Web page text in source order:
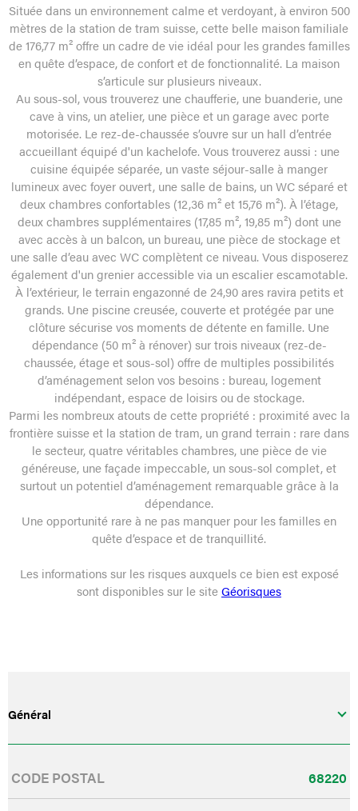
Située dans un environnement calme et verdoyant, à environ 500
mètres de la station de tram suisse, cette belle maison familiale
de 176,77 m² offre un cadre de vie idéal pour les grandes familles
en quête d’espace, de confort et de fonctionnalité. La maison
s’articule sur plusieurs niveaux.
Au sous-sol, vous trouverez une chaufferie, une buanderie, une
cave à vins, un atelier, une pièce et un garage avec porte
motorisée. Le rez-de-chaussée s’ouvre sur un hall d’entrée
accueillant équipé d'un kachelofe. Vous trouverez aussi : une
cuisine équipée séparée, un vaste séjour-salle à manger
lumineux avec foyer ouvert, une salle de bains, un WC séparé et
deux chambres confortables (12,36 m² et 15,76 m²). À l’étage,
deux chambres supplémentaires (17,85 m², 19,85 m²) dont une
avec accès à un balcon, un bureau, une pièce de stockage et
une salle d’eau avec WC complètent ce niveau. Vous disposerez
également d'un grenier accessible via un escalier escamotable.
À l’extérieur, le terrain engazonné de 24,90 ares ravira petits et
grands. Une piscine creusée, couverte et protégée par une
clôture sécurise vos moments de détente en famille. Une
dépendance (50 m² à rénover) sur trois niveaux (rez-de-
chaussée, étage et sous-sol) offre de multiples possibilités
d’aménagement selon vos besoins : bureau, logement
indépendant, espace de loisirs ou de stockage.
Parmi les nombreux atouts de cette propriété : proximité avec la
frontière suisse et la station de tram, un grand terrain : rare dans
le secteur, quatre véritables chambres, une pièce de vie
généreuse, une façade impeccable, un sous-sol complet, et
surtout un potentiel d’aménagement remarquable grâce à la
dépendance.
Une opportunité rare à ne pas manquer pour les familles en
quête d’espace et de tranquillité.
Les informations sur les risques auxquels ce bien est exposé
sont disponibles sur le siteGéorisques
Général
Caractérisque Valeurs
CODE POSTAL 68220